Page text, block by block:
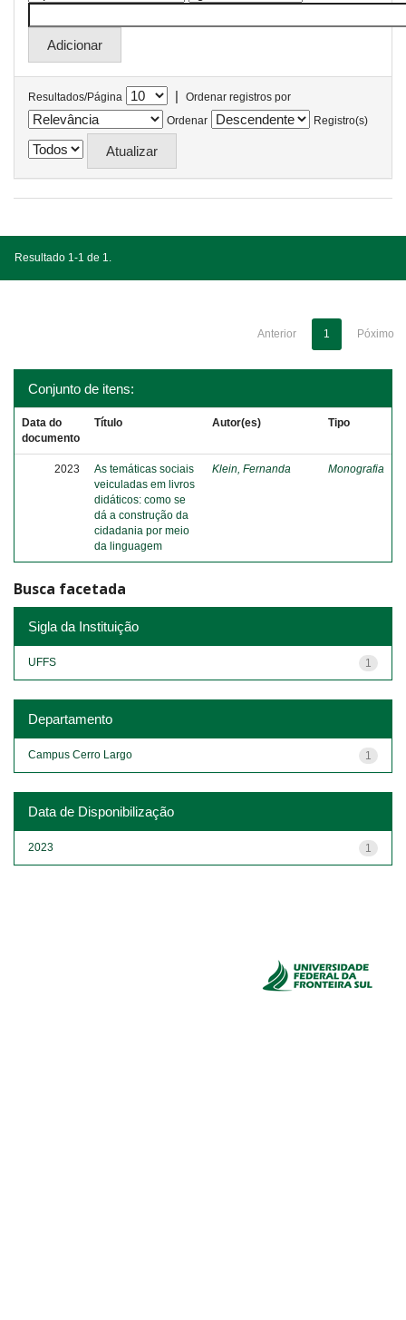
Resultados/Página |
Ordenar registros por
Ordenar
Registro(s)
Resultado 1-1 de 1.
Anterior 1 Póximo
Conjunto de itens:
Data do
documento
Título Autor(es) Tipo
2023
As temáticas sociais
veiculadas em livros
didáticos: como se
dá a construção da
cidadania por meio
da linguagem
Klein, Fernanda Monografia
Busca facetada
Sigla da Instituição
1
UFFS
Departamento
1
Campus Cerro Largo
Data de Disponibilização
1
2023